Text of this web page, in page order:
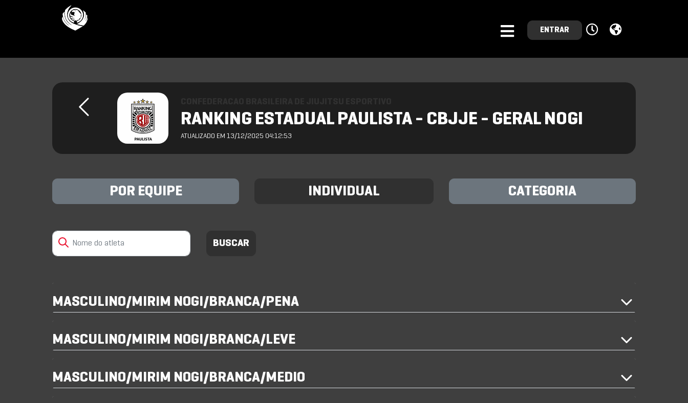
ENTRAR
RANKING ESTADUAL PAULISTA - CBJJE - GERAL NOGI
ATUALIZADO EM 13/12/2025 04:12:53
POR EQUIPE INDIVIDUAL CATEGORIA
MASCULINO/MIRIM NOGI/BRANCA/PENA
MASCULINO/MIRIM NOGI/BRANCA/LEVE
MASCULINO/MIRIM NOGI/BRANCA/MEDIO